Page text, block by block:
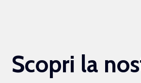
Scopri la